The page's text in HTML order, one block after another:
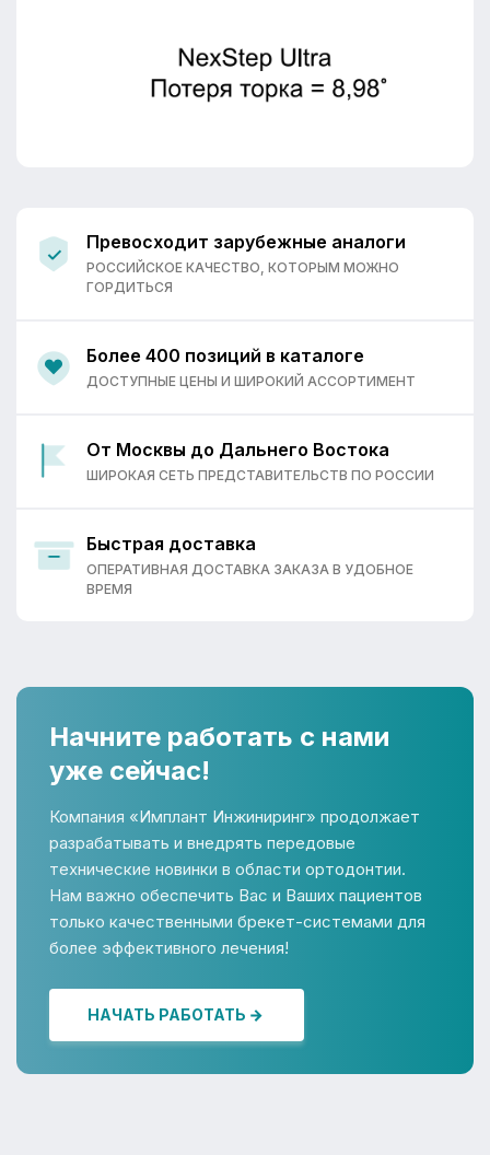
Превосходит зарубежные аналоги
РОССИЙСКОЕ КАЧЕСТВО, КОТОРЫМ МОЖНО
ГОРДИТЬСЯ
Более 400 позиций в каталоге
ДОСТУПНЫЕ ЦЕНЫ И ШИРОКИЙ АССОРТИМЕНТ
От Москвы до Дальнего Востока
ШИРОКАЯ СЕТЬ ПРЕДСТАВИТЕЛЬСТВ ПО РОССИИ
Быстрая доставка
ОПЕРАТИВНАЯ ДОСТАВКА ЗАКАЗА В УДОБНОЕ
ВРЕМЯ
Начните работать с нами
уже сейчас!
Компания «Имплант Инжиниринг» продолжает
разрабатывать и внедрять передовые
технические новинки в области ортодонтии.
Нам важно обеспечить Вас и Ваших пациентов
только качественными брекет-системами для
более эффективного лечения!
НАЧАТЬ РАБОТАТЬ